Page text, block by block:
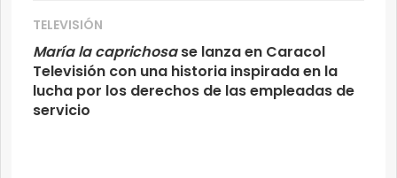
TELEVISIÓN
María la caprichosase lanza en Caracol
Televisión con una historia inspirada en la
lucha por los derechos de las empleadas de
servicio